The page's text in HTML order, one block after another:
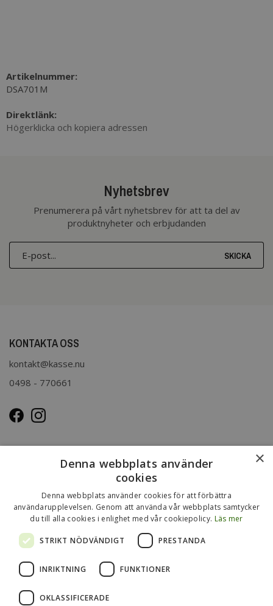
Artikelnummer:
DSA701M
Direktlänk:
Högerklicka och kopiera adressen
Nyhetsbrev
Prenumerera på vårt nyhetsbrev för att ta del av
produktnyheter och erbjudanden
SKICKA
KONTAKTA OSS
kontakt@kasse.nu
0498 - 770661
Kasse.nu drivs och ägs av Immenco AB i Visby, Gotland.
Immenco AB har sedan 1979 bedrivit grossistförsäljning av
förpackningar, presentartiklar, vykort m.m. Mer om vårt
övriga sortiment finns
påwww.gotlandsgrossisten.seoch
×
Denna webbplats använder
cookies
Denna webbplats använder cookies för att förbättra
användarupplevelsen. Genom att använda vår webbplats samtycker
du till alla cookies i enlighet med vår cookiepolicy. Läs mer
STRIKT NÖDVÄNDIGT PRESTANDA
INRIKTNING FUNKTIONER
OKLASSIFICERADE